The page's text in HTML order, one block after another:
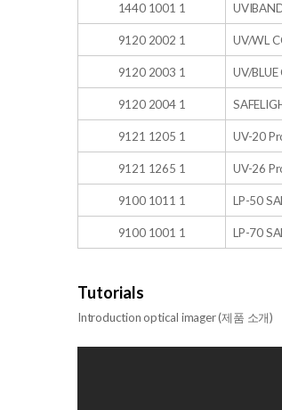
1440 1001 1
9120 2002 1 UV/WL
9120 2003 1 UV/BLUE
9120 2004 1
9121 1205 1 UV-20
9121 1265 1 UV-26
9100 1011 1 LP-50
9100 1001 1 LP-70
Tutorials
Introduction optical imager (제품 소개)